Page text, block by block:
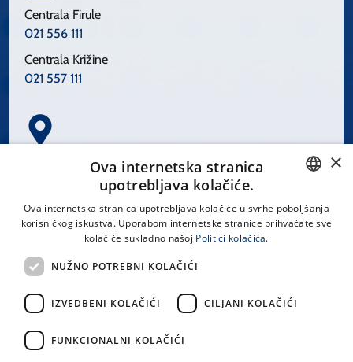
Centrala Firule
021 556 111
Centrala Križine
021 557 111
Spinčićeva 1, 21000 Split
LINKOVI
Uvjeti korištenja
CROATIAN
×
Ova internetska stranica
upotrebljava kolačiće.
Ova internetska stranica upotrebljava kolačiće u svrhe poboljšanja
korisničkog iskustva. Uporabom internetske stranice prihvaćate sve
kolačiće sukladno našoj Politici kolačića.
NUŽNO POTREBNI KOLAČIĆI
IZVEDBENI KOLAČIĆI CILJANI KOLAČIĆI
FUNKCIONALNI KOLAČIĆI